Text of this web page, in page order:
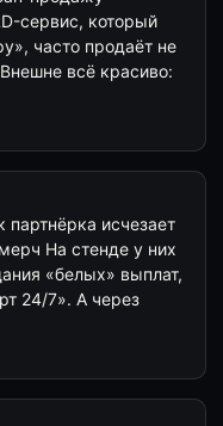
сервис, который
часто продаёт не
всё красиво:
исчезает
На стенде у них
«белых» выплат,
24/7». А через